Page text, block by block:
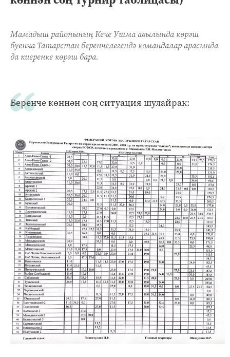
Мамадыш районының Кече Ушма авылында көрәш
буенча Татарстан беренчелегендә командалар арасында
да киеренке көрәш бара.
Беренче көннән соң ситуация шулайрак: